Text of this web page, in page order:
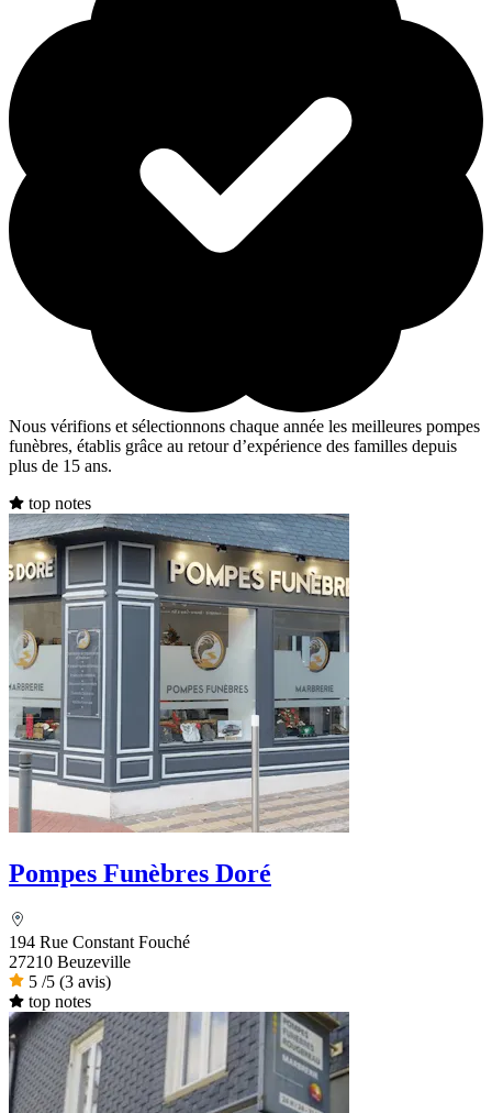
Nous vérifions et sélectionnons chaque année les meilleures pompes
funèbres, établis grâce au retour d’expérience des familles depuis
plus de 15 ans.
top notes
Pompes Funèbres Doré
194 Rue Constant Fouché
27210 Beuzeville
5 /5 (3 avis)
top notes